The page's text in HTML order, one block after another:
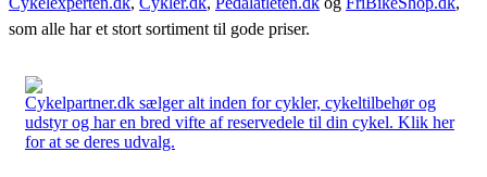
som alle har et stort sortiment til gode priser.
Cykelpartner.dk sælger alt inden for cykler, cykeltilbehør og
udstyr og har en bred vifte af reservedele til din cykel. Klik her
for at se deres udvalg.